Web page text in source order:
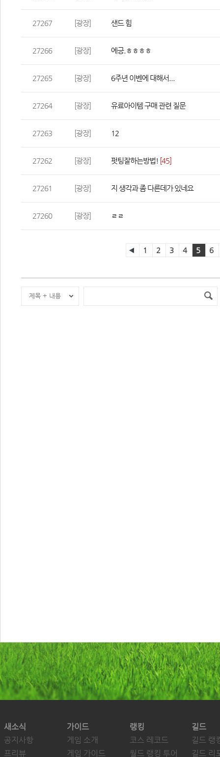
27267 [광장] 샌드 힘
27266 [광장] 에긍.ㅎㅎㅎㅎ
27265 [광장] 6주년 이벤에 대해서...
27264 [광장] 유료아이템 구매 관련 질문
27263 [광장] 12
27262 [광장] 펏팅잘하는방법! [45]
27261 [광장] 지 생각과 좀 다른데가 있네요
27260 [광장] ㄹㄹ
1 2 3 4 5 6
제목 + 내용
새소식
공지사항
프리뷰
가이드
게임 소개
게임 가이드
랭킹
코스 레코드
월드 랭킹 투어
길드
길드 랭
길드 리